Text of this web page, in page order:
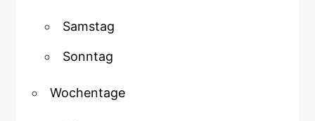
Samstag
Sonntag
Wochentage